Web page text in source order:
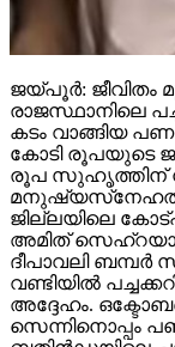
ജയ്പൂര്‍: ജീവിതം
രാജസ്ഥാനിലെ
കടം വാങ്ങിയ
കോടി രൂപയുടെ
രൂപ സുഹൃത്തിന്
ജില്ലയിലെ
അമിത്
ദീപാവലി ബമ്പര്‍
വണ്ടിയില്‍
അദ്ദേഹം.
സെന്നിനൊപ്പം